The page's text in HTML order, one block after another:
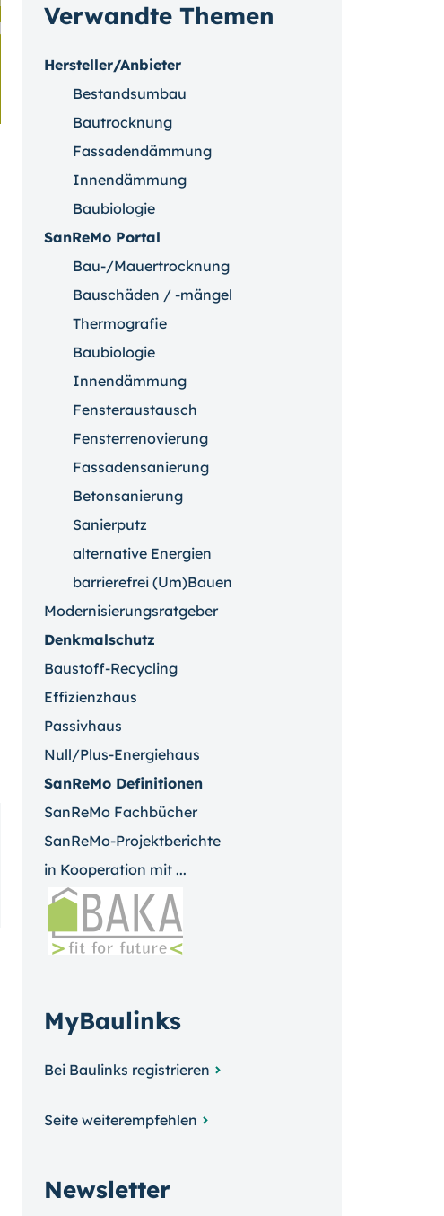
Verwandte Themen
Hersteller/Anbieter
Bestandsumbau
Bautrocknung
Fassadendämmung
Innendämmung
Baubiologie
SanReMo Portal
Bau-/Mauertrocknung
Bauschäden / -mängel
Thermografie
Baubiologie
Innendämmung
Fensteraustausch
Fensterrenovierung
Fassadensanierung
Betonsanierung
Sanierputz
alternative Energien
barrierefrei (Um)Bauen
Modernisierungsratgeber
Denkmalschutz
Baustoff-Recycling
Effizienzhaus
Passivhaus
Null/Plus-Energiehaus
SanReMo Definitionen
SanReMo Fachbücher
SanReMo-Projektberichte
in Kooperation mit ...
MyBaulinks
Bei Baulinks registrieren
Seite weiterempfehlen
Newsletter